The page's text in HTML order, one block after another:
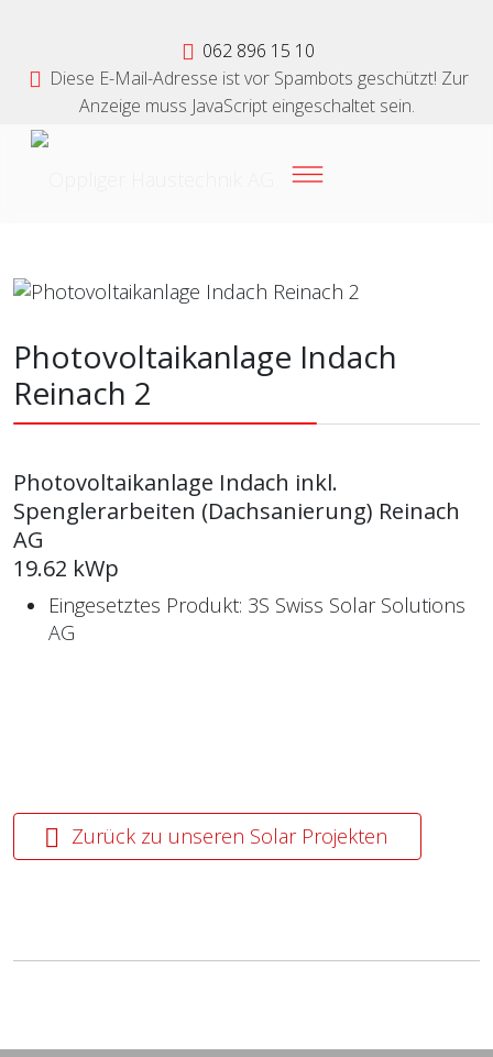
062 896 15 10
Diese E-Mail-Adresse ist vor Spambots geschützt! Zur
Anzeige muss JavaScript eingeschaltet sein.
Photovoltaikanlage Indach
Reinach 2
Photovoltaikanlage Indach inkl.
Spenglerarbeiten (Dachsanierung) Reinach
AG
19.62 kWp
Eingesetztes Produkt: 3S Swiss Solar Solutions
AG
Zurück zu unseren Solar Projekten